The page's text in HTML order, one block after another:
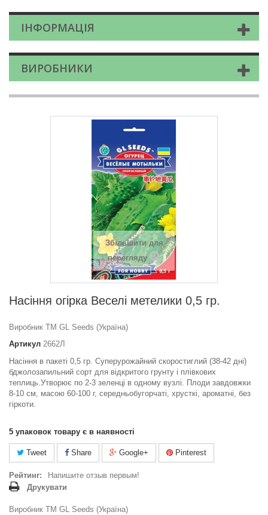
ІНФОРМАЦІЯ
ВИРОБНИКИ
Збільшити для
перегляду
Насіння огірка Веселi метелики 0,5 гр.
Виробник ТМ GL Seeds (Україна)
Артикул 2662Л
Насіння в пакеті 0,5 гр. Суперурожайний скоростиглий (38-42 дні)
бджолозапильний сорт для відкритого грунту і плівкових
теплиць.Утворює по 2-3 зеленці в одному вузлі. Плоди завдовжки
8-10 см, масою 60-100 г, середньобугорчаті, хрусткі, ароматні, без
гіркоти.
5 упаковок товару є в наявності
Tweet Share Google+ Pinterest
Рейтинг:
Напишите отзыв первым!
Друкувати
Виробник ТМ GL Seeds (Україна)